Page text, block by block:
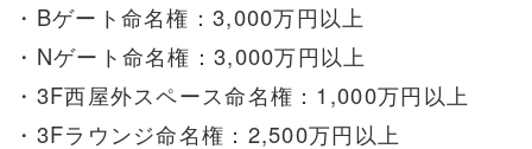
・Bゲート命名権：3,000万円以上
・Nゲート命名権：3,000万円以上
・3F西屋外スペース命名権：1,000万円以上
・3Fラウンジ命名権：2,500万円以上